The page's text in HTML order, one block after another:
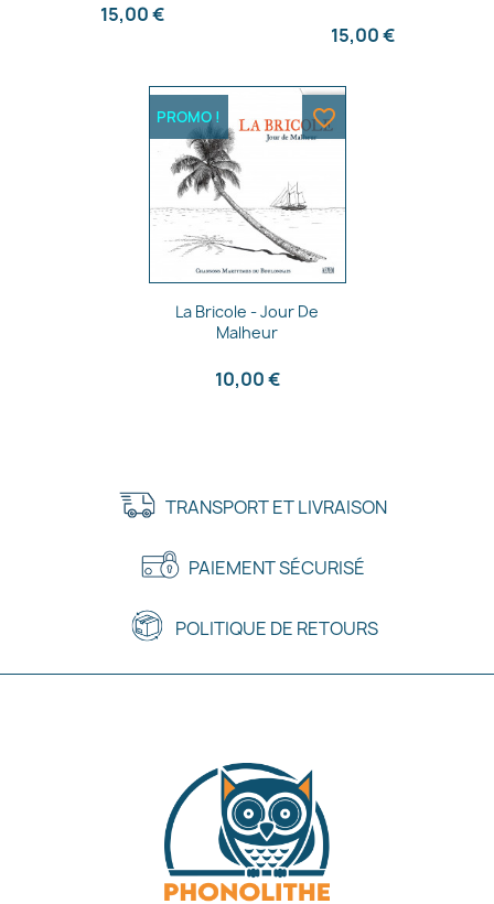
15,00 €
15,00 €
Aperçu rapide
La Bricole - Jour De
Malheur
10,00 €
PROMO ! favorite_border
TRANSPORT ET LIVRAISON
PAIEMENT SÉCURISÉ
POLITIQUE DE RETOURS